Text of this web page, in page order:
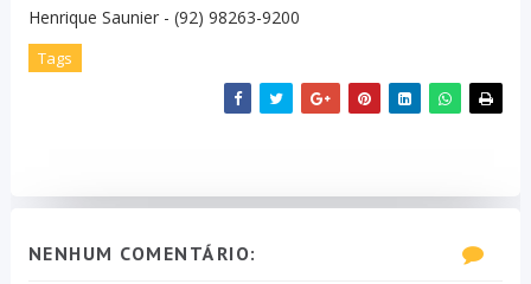
Henrique Saunier - (92) 98263-9200
Tags
NENHUM COMENTÁRIO: